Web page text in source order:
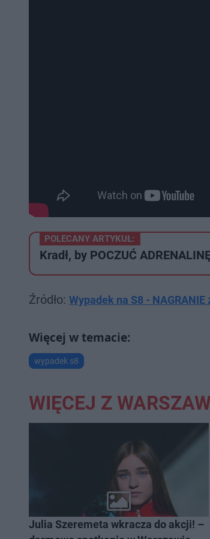
POLECANY ARTYKUŁ:
Kradł, by POCZUĆ
Źródło: Wypadek na S8 -
wypadek s8
WIĘCEJ Z
Julia Szeremeta wkracza do akcji! –